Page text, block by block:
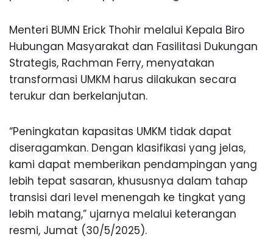
Menteri BUMN Erick Thohir melalui Kepala Biro
Hubungan Masyarakat dan Fasilitasi Dukungan
Strategis, Rachman Ferry, menyatakan
transformasi UMKM harus dilakukan secara
terukur dan berkelanjutan.
“Peningkatan kapasitas UMKM tidak dapat
diseragamkan. Dengan klasifikasi yang jelas,
kami dapat memberikan pendampingan yang
lebih tepat sasaran, khususnya dalam tahap
transisi dari level menengah ke tingkat yang
lebih matang,” ujarnya melalui keterangan
resmi, Jumat (30/5/2025).